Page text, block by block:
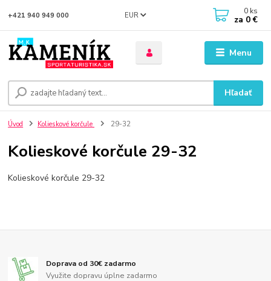
Menu
EUR
Hľadať
+421 940 949 000 0 ks
za 0 €
Úvod Kolieskové korčule 29-32
Kolieskové korčule 29-32
Kolieskové korčule 29-32
Doprava od 30€ zadarmo
Využite dopravu úplne zadarmo